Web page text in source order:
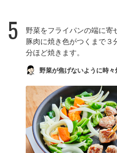
5
野菜をフライパンの端に寄
豚肉に焼き色がつくまで３
分ほど焼きます。
野菜が焦げないように時々